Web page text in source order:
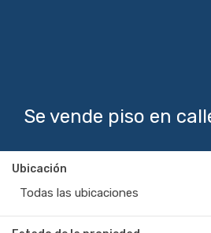
Se vende piso en
Ubicación
Todas las ubicaciones